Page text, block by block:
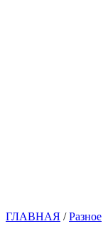
ГЛАВНАЯ /Разное